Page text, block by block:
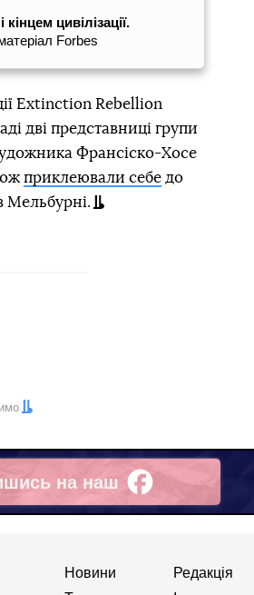
цивілізації.
Forbes
Extinction Rebellion
дві представниці групи
Франсіско-Хосе
приклеювали себедо
Мельбурні.
на наш
Новини
Редакція